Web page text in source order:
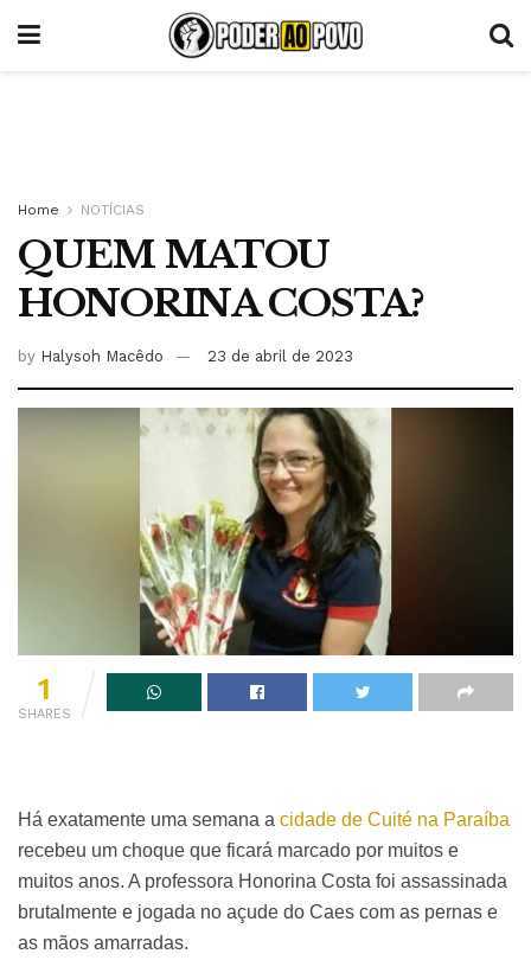
Home NOTÍCIAS
QUEM MATOU
HONORINA COSTA?
by Halysoh Macêdo 23 de abril de 2023
1
SHARES
Há exatamente uma semana a cidade de Cuité na Paraíba
recebeu um choque que ficará marcado por muitos e
muitos anos. A professora Honorina Costa foi assassinada
brutalmente e jogada no açude do Caes com as pernas e
as mãos amarradas.